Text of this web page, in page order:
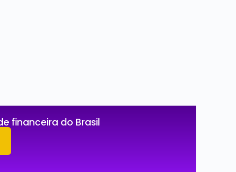
financeira do Brasil